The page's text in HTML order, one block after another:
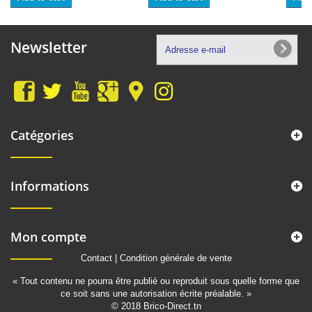
Newsletter
Catégories
Informations
Contact| Condition générale de vente
« Tout contenu ne pourra être publié ou reproduit sous quelle forme que
ce soit sans une autorisation écrite préalable. »
© 2018 Brico-Direct.tn
Mon compte